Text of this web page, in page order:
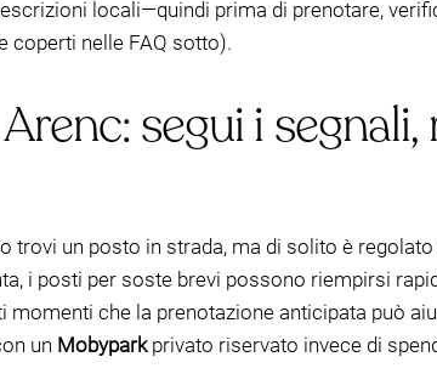
locali—quindi prima di prenotare,
coperti nelle FAQ sotto).
segui i
trovi un posto in strada, ma di solito è regolato
i posti per soste brevi possono riempirsi
che la prenotazione anticipata può
un Mobyparkprivato riservato invece di